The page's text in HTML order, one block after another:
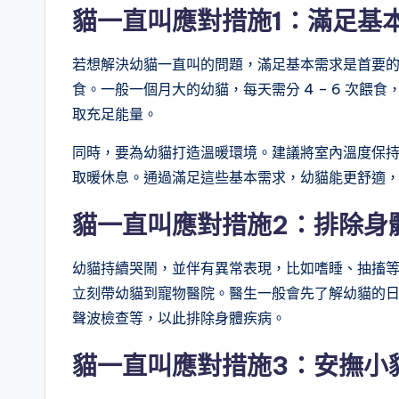
貓一直叫應對措施1： 滿足基
若想解決幼貓一直叫的問題，滿足基本需求是首要的
食。一般一個月大的幼貓，每天需分 4 – 6 次餵
取充足能量。
同時，要為幼貓打造溫暖環境。建議將室內溫度
取暖休息。通過滿足這些基本需求，幼貓能更舒適
貓一直叫應對措施2： 排除身
幼貓持續哭鬧，並伴有異常表現，比如嗜睡、抽搐
立刻帶幼貓到寵物醫院。醫生一般會先了解幼貓的
聲波檢查等，以此排除身體疾病。
貓一直叫應對措施3：安撫小